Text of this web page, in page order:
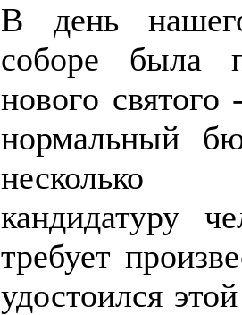
В день
соборе была
нового
нормальный
несколько
кандидатуру
требует
удостоился